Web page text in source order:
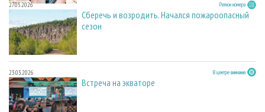
27.05.2026 Регион номера
Сберечь и возродить. Начался пожароопасный
сезон
23.03.2026 В центре внимания
Встреча на экваторе